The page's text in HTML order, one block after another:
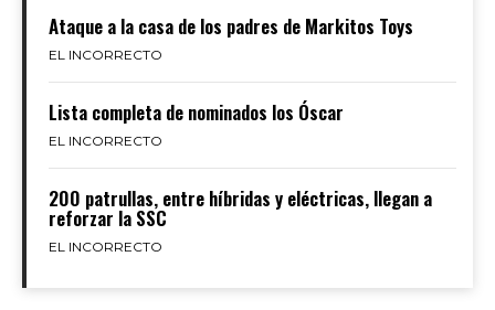
Ataque a la casa de los padres de Markitos Toys
EL INCORRECTO
Lista completa de nominados los Óscar
EL INCORRECTO
200 patrullas, entre híbridas y eléctricas, llegan a
reforzar la SSC
EL INCORRECTO